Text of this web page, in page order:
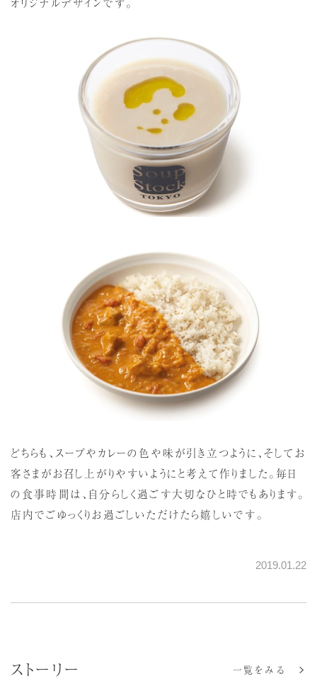
どちらも、スープやカレーの色や味が引き立つように、そしてお
客さまがお召し上がりやすいようにと考えて作りました。毎日
の食事時間は、自分らしく過ごす大切なひと時でもあります。
店内でごゆっくりお過ごしいただけたら嬉しいです。
2019.01.22
ストーリー 一覧をみる